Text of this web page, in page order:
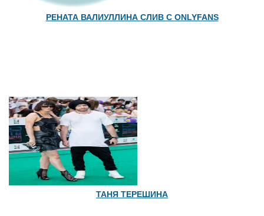
РЕНАТА ВАЛИУЛЛИНА СЛИВ С ONLYFANS
ТАНЯ ТЕРЕШИНА